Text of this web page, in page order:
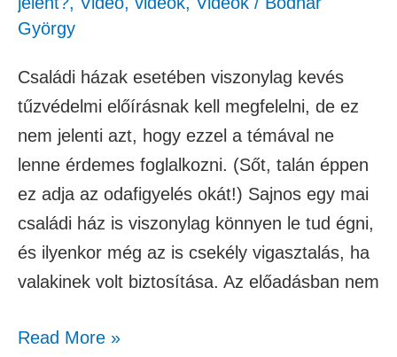
György
Családi házak esetében viszonylag kevés
tűzvédelmi előírásnak kell megfelelni, de ez
nem jelenti azt, hogy ezzel a témával ne
lenne érdemes foglalkozni. (Sőt, talán éppen
ez adja az odafigyelés okát!) Sajnos egy mai
családi ház is viszonylag könnyen le tud égni,
és ilyenkor még az is csekély vigasztalás, ha
valakinek volt biztosítása. Az előadásban nem
Read More »